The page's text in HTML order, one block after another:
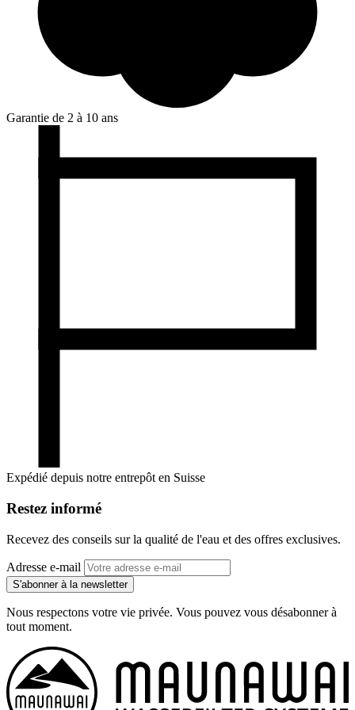
Garantie de 2 à 10 ans
Expédié depuis notre entrepôt en Suisse
Restez informé
Recevez des conseils sur la qualité de l'eau et des offres exclusives.
Adresse e-mail
S'abonner à la newsletter
Nous respectons votre vie privée. Vous pouvez vous désabonner à
tout moment.